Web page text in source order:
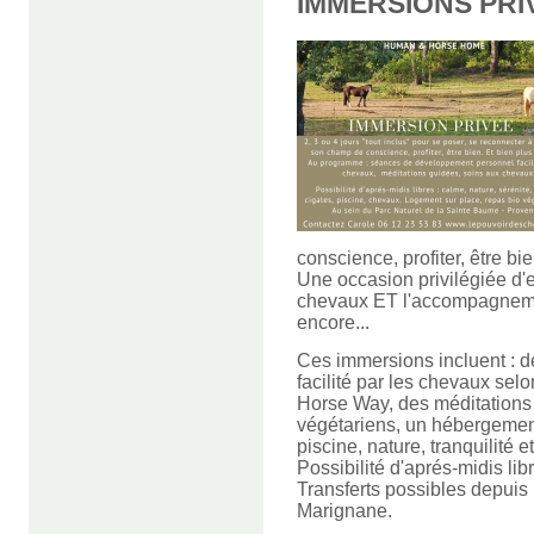
conscience, profiter, être
Une occasion privilégiée
chevaux ET
encore...
Ces immersions incluent :
facilité par les chevaux
Horse Way, des
végétariens, un
piscine, nature, tranquilité
Possibilité d'aprés-midis
Transferts possibles
Marignane.